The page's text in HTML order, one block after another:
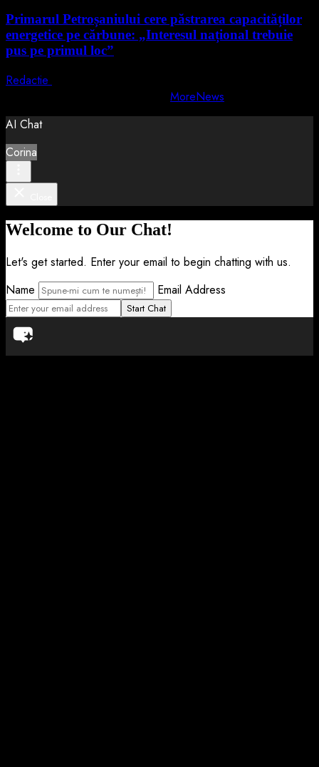
Primarul Petroșaniului cere păstrarea capacităților
energetice pe cărbune: „Interesul național trebuie
pus pe primul loc”
Redactie
MoreNews
AI Chat
Corina
Welcome to Our Chat!
Let's get started. Enter your email to begin chatting with us.
Name
Email Address
Start Chat